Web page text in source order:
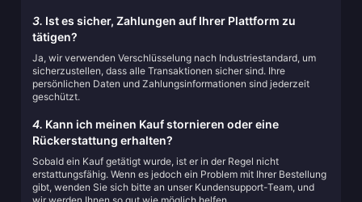
3. Ist es sicher, Zahlungen auf Ihrer Plattform zu
tätigen?
Ja, wir verwenden Verschlüsselung nach Industriestandard, um
sicherzustellen, dass alle Transaktionen sicher sind. Ihre
persönlichen Daten und Zahlungsinformationen sind jederzeit
geschützt.
4. Kann ich meinen Kauf stornieren oder eine
Rückerstattung erhalten?
Sobald ein Kauf getätigt wurde, ist er in der Regel nicht
erstattungsfähig. Wenn es jedoch ein Problem mit Ihrer Bestellung
gibt, wenden Sie sich bitte an unser Kundensupport-Team, und